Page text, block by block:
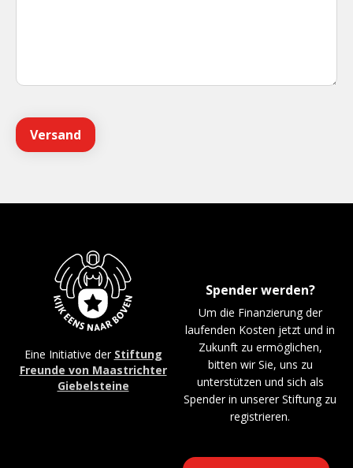
Spender werden?
Um die Finanzierung der
laufenden Kosten jetzt und in
Zukunft zu ermöglichen,
bitten wir Sie, uns zu
unterstützen und sich als
Spender in unserer Stiftung zu
registrieren.
Eine Initiative der Stiftung
Freunde von Maastrichter
Giebelsteine